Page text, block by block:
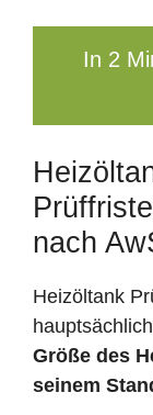
In 2
nach
Heizöltank
Größe des
seinem